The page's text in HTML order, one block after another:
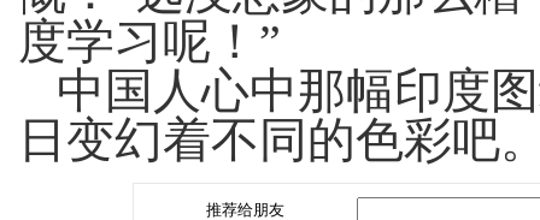
度学习呢！”
中国人心中那幅印度
日变幻着不同的色彩吧
推荐给朋友